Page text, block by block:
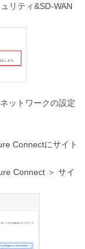
リティ&SD-WAN
ットワークの設定
Connectにサイト
Connect ＞ サイ